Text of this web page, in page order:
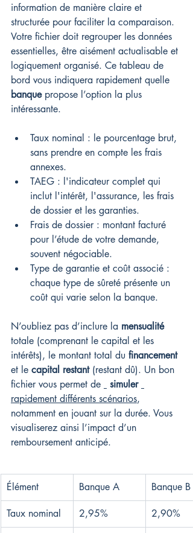
information de manière claire et
structurée pour faciliter la comparaison.
Votre fichier doit regrouper les données
essentielles, être aisément actualisable et
logiquement organisé. Ce tableau de
bord vous indiquera rapidement quelle
banque propose l’option la plus
intéressante.
Taux nominal : le pourcentage brut,
sans prendre en compte les frais
annexes.
TAEG : l'indicateur complet qui
inclut l'intérêt, l'assurance, les frais
de dossier et les garanties.
Frais de dossier : montant facturé
pour l’étude de votre demande,
souvent négociable.
Type de garantie et coût associé :
chaque type de sûreté présente un
coût qui varie selon la banque.
N’oubliez pas d’inclure la mensualité
totale (comprenant le capital et les
intérêts), le montant total du financement
et le capital restant (restant dû). Un bon
fichier vous permet de
simuler
rapidement différents scénarios,
notamment en jouant sur la durée. Vous
visualiserez ainsi l’impact d’un
remboursement anticipé.
Élément Banque A Banque B
Taux nominal 2,95% 2,90%